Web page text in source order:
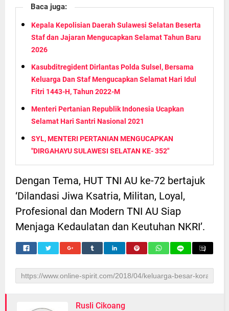
Baca juga:
Kepala Kepolisian Daerah Sulawesi Selatan Beserta
Staf dan Jajaran Mengucapkan Selamat Tahun Baru
2026
Kasubditregident Dirlantas Polda Sulsel, Bersama
Keluarga Dan Staf Mengucapkan Selamat Hari Idul
Fitri 1443-H, Tahun 2022-M
Menteri Pertanian Republik Indonesia Ucapkan
Selamat Hari Santri Nasional 2021
SYL, MENTERI PERTANIAN MENGUCAPKAN
"DIRGAHAYU SULAWESI SELATAN KE- 352"
Dengan Tema, HUT TNI AU ke-72 bertajuk
‘Dilandasi Jiwa Ksatria, Militan, Loyal,
Profesional dan Modern TNI AU Siap
Menjaga Kedaulatan dan Keutuhan NKRI’.
Rusli Cikoang